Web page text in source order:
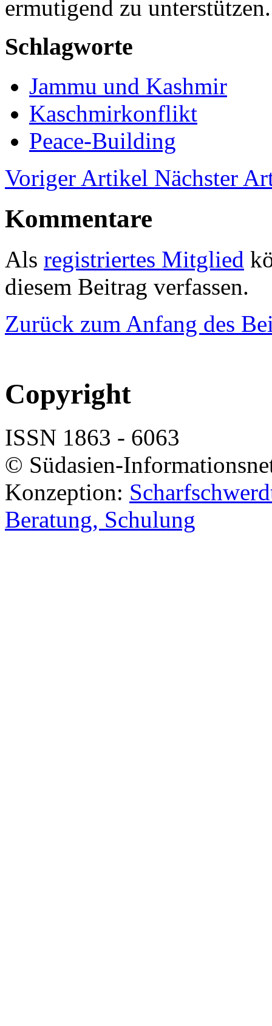
ermutigend zu unterstützen.
Schlagworte
Jammu und Kashmir
Kaschmirkonflikt
Peace-Building
Voriger Artikel Nächster
Kommentare
Als registriertes Mitglied
diesem Beitrag verfassen.
Zurück zum Anfang des
Copyright
ISSN 1863 - 6063
© Südasien-
Konzeption:
Beratung, Schulung